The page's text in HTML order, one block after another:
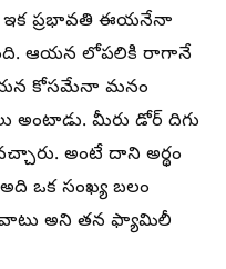
ప్రభావతి ఈయనేనా
ఆయన లోపలికి రాగానే
ఈయన కోసమేనా మనం
అంటాడు. మీరు డోర్ దిగు
అంటే దాని అర్థం
ఒక సంఖ్య బలం
అని తన ఫ్యామిలీ